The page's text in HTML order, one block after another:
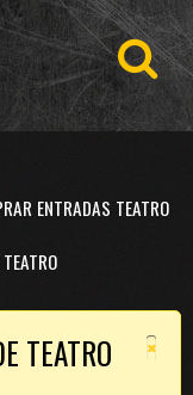
ENTRADAS TEATRO
×
TEATRO